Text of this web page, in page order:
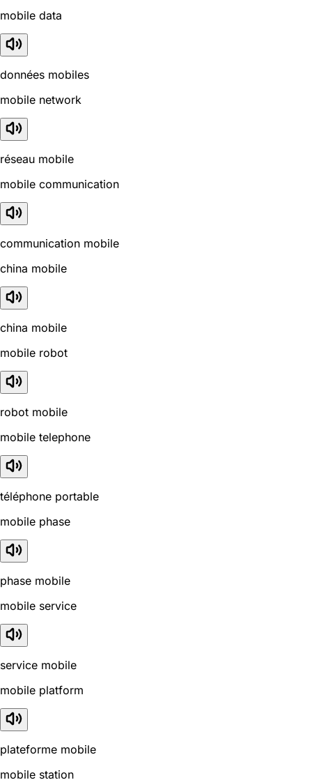
mobile data
données mobiles
mobile network
réseau mobile
mobile communication
communication mobile
china mobile
china mobile
mobile robot
robot mobile
mobile telephone
téléphone portable
mobile phase
phase mobile
mobile service
service mobile
mobile platform
plateforme mobile
mobile station